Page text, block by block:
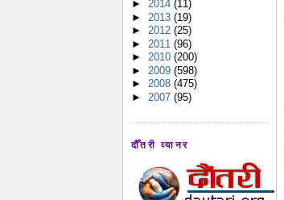
► 2014 (11)
► 2013 (19)
► 2012 (25)
► 2011 (96)
► 2010 (200)
► 2009 (598)
► 2008 (475)
► 2007 (95)
दौँतरी व्यानर